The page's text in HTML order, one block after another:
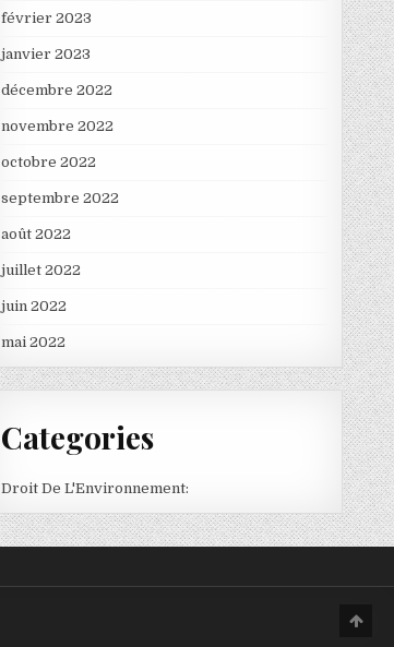
février 2023
janvier 2023
décembre 2022
novembre 2022
octobre 2022
septembre 2022
août 2022
juillet 2022
juin 2022
mai 2022
Categories
Droit De L'Environnement: